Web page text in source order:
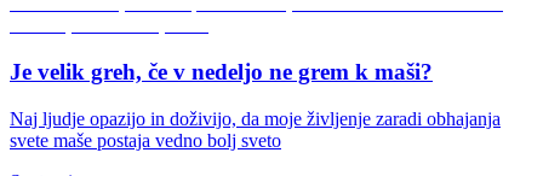
Je velik greh, če v nedeljo ne grem k maši?
Naj ljudje opazijo in doživijo, da moje življenje zaradi obhajanja
svete maše postaja vedno bolj sveto